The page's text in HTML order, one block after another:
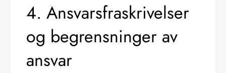
4. Ansvarsfraskrivelser
og begrensninger av
ansvar